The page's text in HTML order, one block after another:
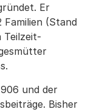
Er
(Stand
Teilzeit-
und der
Bisher